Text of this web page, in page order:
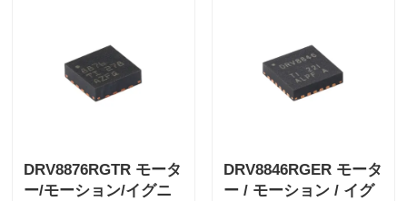
DRV8876RGTR モータ
ー/モーション/イグニ
DRV8846RGER モータ
ー / モーション / イグ